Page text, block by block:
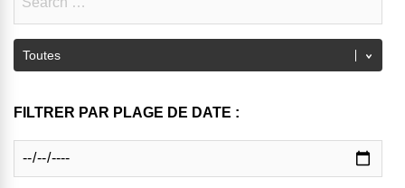
FILTRER PAR PLAGE DE DATE :